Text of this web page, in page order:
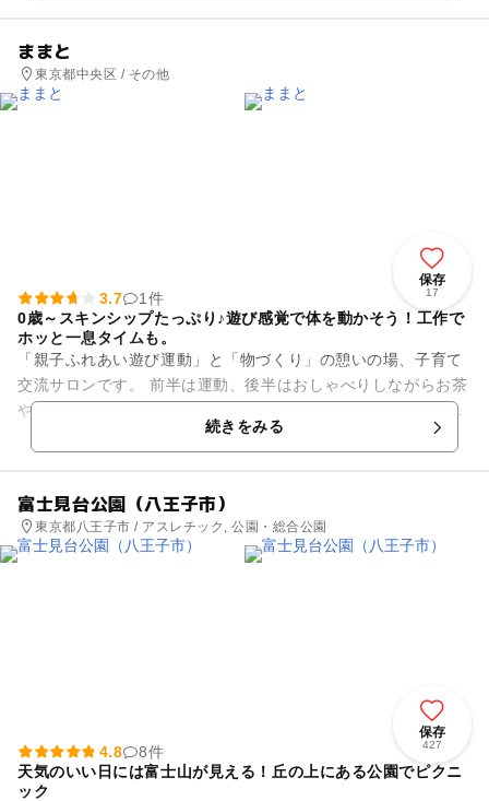
ままと
東京都中央区 / その他
保存
17
3.7
1件
0歳～スキンシップたっぷり♪遊び感覚で体を動かそう！工作で
ホッと一息タイムも。
「親子ふれあい遊び運動」と「物づくり」の憩いの場、子育て
交流サロンです。 前半は運動、後半はおしゃべりしながらお茶
や工作でリフレッシュ。 飲食物持ち込みOKなので 「離乳食を
続きをみる
富士見台公園（八王子市）
東京都八王子市 / アスレチック, 公園・総合公園
保存
427
4.8
8件
天気のいい日には富士山が見える！丘の上にある公園でピクニ
ック